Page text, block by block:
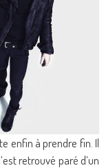
enfin à prendre fin. Il
retrouvé paré d’un